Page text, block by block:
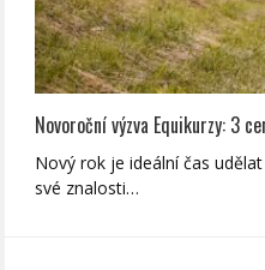
Novoroční výzva Equikurzy: 3
Nový rok je ideální čas
své znalosti…